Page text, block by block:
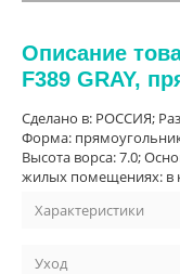
Описание
F389 GRAY,
Сделано в: РОССИЯ;
Форма:
Высота ворса: 7.0;
жилых помещениях: в
Характеристики
Уход